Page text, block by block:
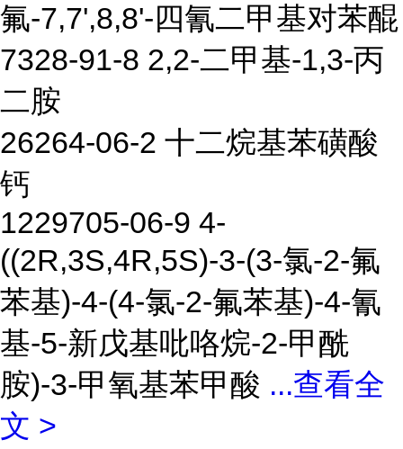
氟-7,7',8,8'-四氰二甲基对苯醌
7328-91-8 2,2-二甲基-1,3-丙
二胺
26264-06-2 十二烷基苯磺酸
钙
1229705-06-9 4-
((2R,3S,4R,5S)-3-(3-氯-2-氟
苯基)-4-(4-氯-2-氟苯基)-4-氰
基-5-新戊基吡咯烷-2-甲酰
胺)-3-甲氧基苯甲酸 ...查看全
文 >